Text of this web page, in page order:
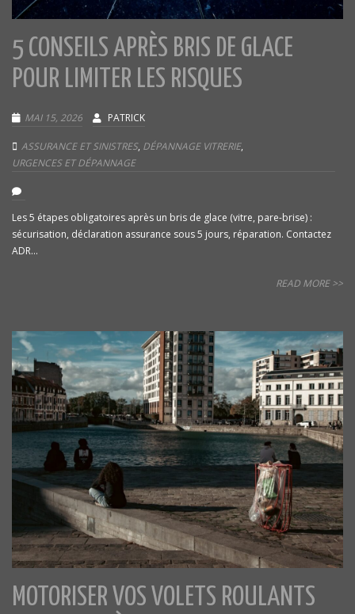
5 CONSEILS APRÈS BRIS DE GLACE
POUR LIMITER LES RISQUES
MAI 15, 2026 PATRICK
ASSURANCE ET SINISTRES, DÉPANNAGE VITRERIE,
URGENCES ET DÉPANNAGE
Les 5 étapes obligatoires après un bris de glace (vitre, pare-brise) :
sécurisation, déclaration assurance sous 5 jours, réparation. Contactez
ADR...
READ MORE >>
MOTORISER VOS VOLETS ROULANTS